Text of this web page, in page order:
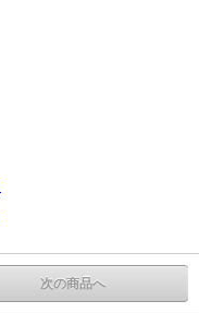
次の商品へ